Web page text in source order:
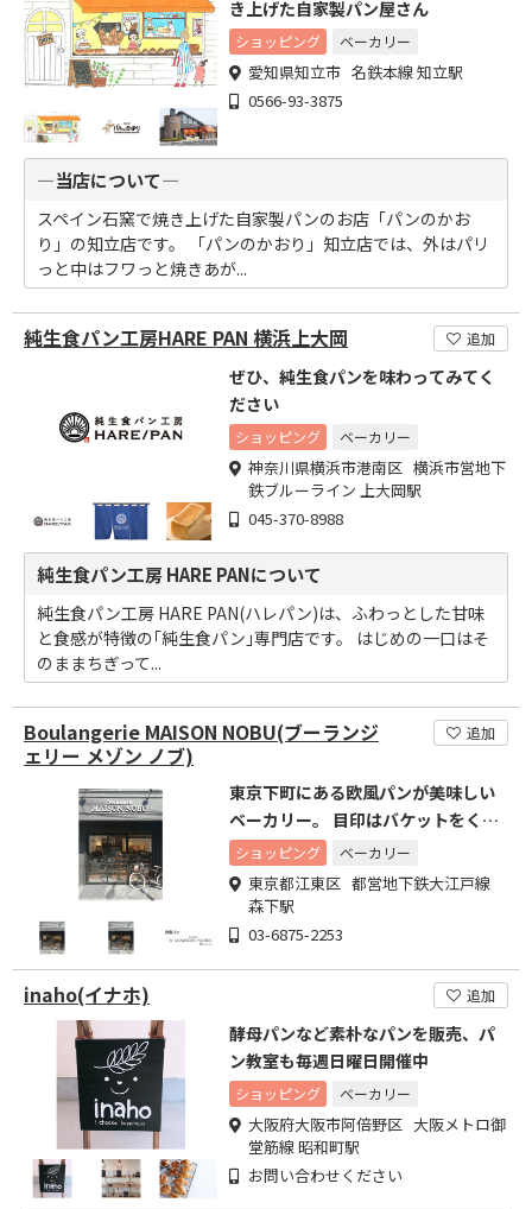
き上げた自家製パン屋さん
ショッピング ベーカリー
愛知県知立市 名鉄本線 知立駅
0566-93-3875
―当店について―
スペイン石窯で焼き上げた自家製パンのお店「パンのかお
り」の知立店です。 「パンのかおり」知立店では、外はパリ
っと中はフワっと焼きあが...
純生食パン工房HARE PAN 横浜上大岡 追加
ぜひ、純生食パンを味わってみてく
ださい
ショッピング ベーカリー
神奈川県横浜市港南区 横浜市営地下
鉄ブルーライン 上大岡駅
045-370-8988
純生食パン工房 HARE PANについて
純生食パン工房 HARE PAN(ハレパン)は、ふわっとした甘味
と食感が特徴の｢純生食パン｣専門店です。 はじめの一口はそ
のままちぎって...
Boulangerie MAISON NOBU(ブーランジ
ェリー メゾン ノブ)
追加
東京下町にある欧風パンが美味しい
ベーカリー。 目印はバケットをくわ
える猫の看板。
ショッピング ベーカリー
東京都江東区 都営地下鉄大江戸線
森下駅
03-6875-2253
inaho(イナホ) 追加
酵母パンなど素朴なパンを販売、パ
ン教室も毎週日曜日開催中
ショッピング ベーカリー
大阪府大阪市阿倍野区 大阪メトロ御
堂筋線 昭和町駅
お問い合わせください